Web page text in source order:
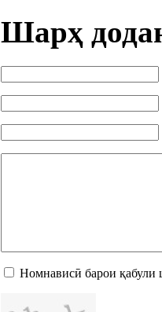
Шарҳ
Номнависӣ барои қабули